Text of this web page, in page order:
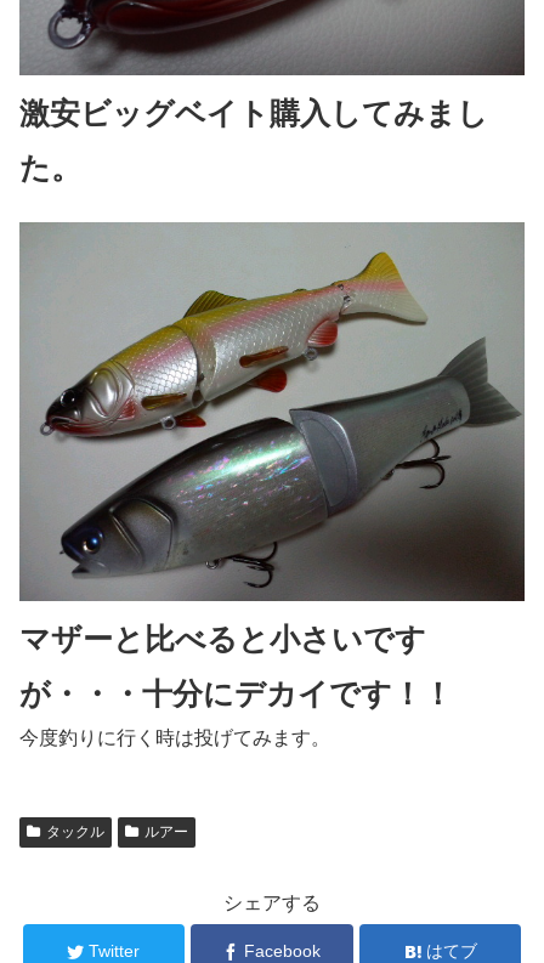
激安ビッグベイト購入してみまし
た。
マザーと比べると小さいです
が・・・十分にデカイです！！
今度釣りに行く時は投げてみます。
タックル ルアー
シェアする
Twitter Facebook はてブ